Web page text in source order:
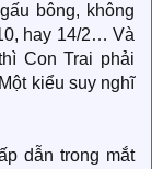
bông, không
hay 14/2… Và
Con Trai phải
kiểu suy nghĩ
dẫn trong mắt